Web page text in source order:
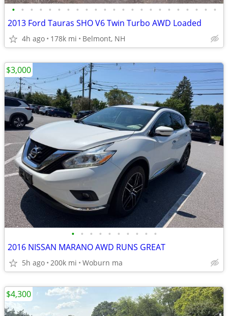
• • • • • • • • • • • • • • • • • • • • • • •
2013 Ford Tauras SHO V6 Twin Turbo AWD Loaded
4h ago 178k mi Belmont, NH
• • • • • • • • • •
2016 NISSAN MARANO AWD RUNS GREAT
5h ago 200k mi Woburn ma
$3,000
$4,300